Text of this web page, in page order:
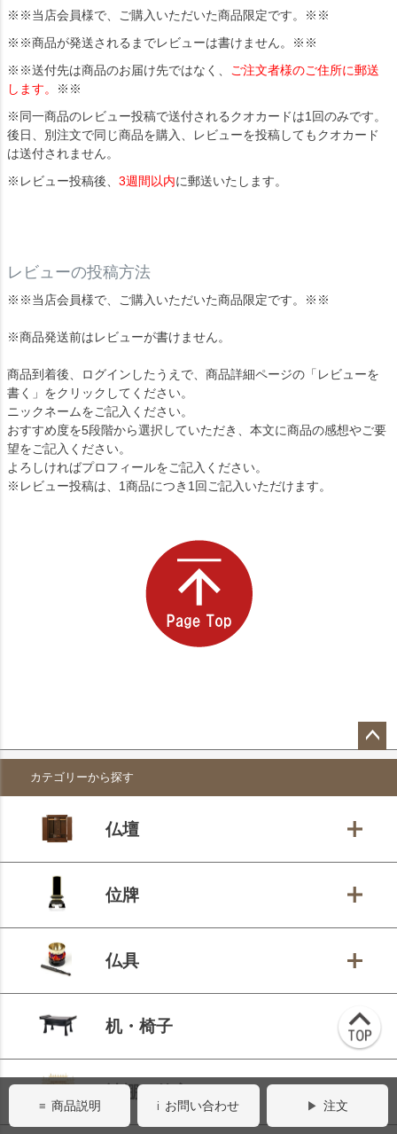
※※当店会員様で、ご購入いただいた商品限定です。※※
※※商品が発送されるまでレビューは書けません。※※
※※送付先は商品のお届け先ではなく、
ご注文者様のご住所に郵送
します。
※※
※同一商品のレビュー投稿で送付されるクオカードは1回のみです。
後日、別注文で同じ商品を購入、レビューを投稿してもクオカード
は送付されません。
※レビュー投稿後、 3週間以内に郵送いたします。
レビューの投稿方法
※※当店会員様で、ご購入いただいた商品限定です。※※
※商品発送前はレビューが書けません。
商品到着後、ログインしたうえで、商品詳細ページの「レビューを
書く」をクリックしてください。
ニックネームをご記入ください。
おすすめ度を5段階から選択していただき、本文に商品の感想やご要
望をご記入ください。
よろしければプロフィールをご記入ください。
※レビュー投稿は、1商品につき1回ご記入いただけます。
商品説明 お問い合わせ 注文
ペー
ップ
カテゴリーから探す
仏壇
位牌
仏具
机・椅子
神棚・外宮